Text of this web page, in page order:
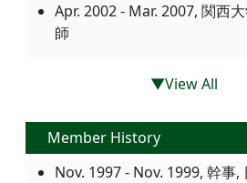
Apr. 2002 - Mar. 2007, 関西
師
▼View All
Member History
Nov. 1997 - Nov. 1999, 幹事,